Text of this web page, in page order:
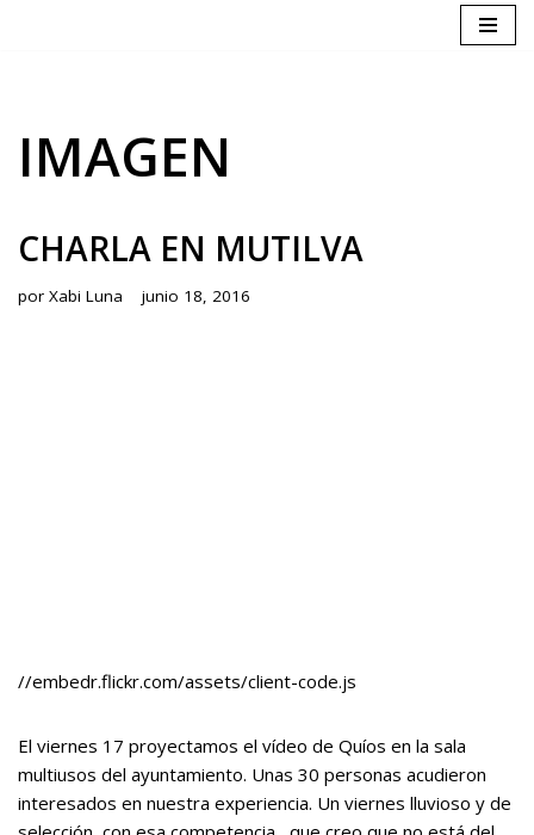
IMAGEN
CHARLA EN MUTILVA
por Xabi Luna junio 18, 2016
//embedr.flickr.com/assets/client-code.js
El viernes 17 proyectamos el vídeo de Quíos en la sala
multiusos del ayuntamiento. Unas 30 personas acudieron
interesados en nuestra experiencia. Un viernes lluvioso y de